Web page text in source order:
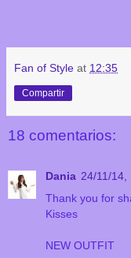
Fan of Style at 12:35
Compartir
18 comentarios:
Dania 24/11/14,
Thank you for
Kisses
NEW OUTFIT